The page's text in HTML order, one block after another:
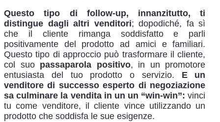
Questo tipo di follow-up, innanzitutto, ti
distingue dagli altri venditori; dopodiché, fa sì
che il cliente rimanga soddisfatto e parli
positivamente del prodotto ad amici e familiari.
Questo tipo di approccio può trasformare il cliente,
col suo passaparola positivo, in un promotore
entusiasta del tuo prodotto o servizio. E un
venditore di successo esperto di negoziazione
sa culminare la vendita in un un “win-win”: vinci
tu come venditore, il cliente vince utilizzando un
prodotto che soddisfa le sue esigenze.